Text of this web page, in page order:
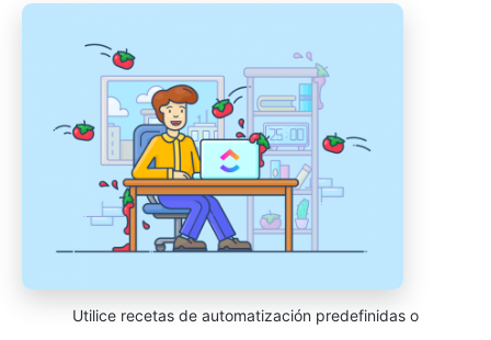
Utilice recetas de automatización predefinidas o